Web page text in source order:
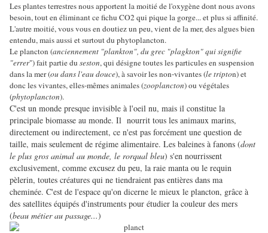
Les plantes terrestres nous apportent la moitié de l'oxygène dont nous avons
besoin, tout en éliminant ce fichu CO2 qui pique la gorge... et plus si affinité.
L'autre moitié, vous vous en doutiez un peu, vient de la mer, des algues bien
entendu, mais aussi et surtout du phytoplancton.
Le plancton (anciennement "plankton", du grec "plagkton" qui signifie
"errer") fait partie du seston, qui désigne toutes les particules en suspension
dans la mer (ou dans l'eau douce), à savoir les non-vivantes (le tripton) et
donc les vivantes, elles-mêmes animales (zooplancton) ou végétales
(phytoplancton).
C'est un monde presque invisible à l'oeil nu, mais il constitue la
principale biomasse au monde. Il nourrit tous les animaux marins,
directement ou indirectement, ce n'est pas forcément une question de
taille, mais seulement de régime alimentaire. Les baleines à fanons (dont
le plus gros animal au monde, le rorqual bleu) s'en nourrissent
exclusivement, comme excusez du peu, la raie manta ou le requin
pèlerin, toutes créatures qui ne tiendraient pas entières dans ma
cheminée. C'est de l'espace qu'on dicerne le mieux le plancton, grâce à
des satellites équipés d'instruments pour étudier la couleur des mers
(beau métier au passage...)